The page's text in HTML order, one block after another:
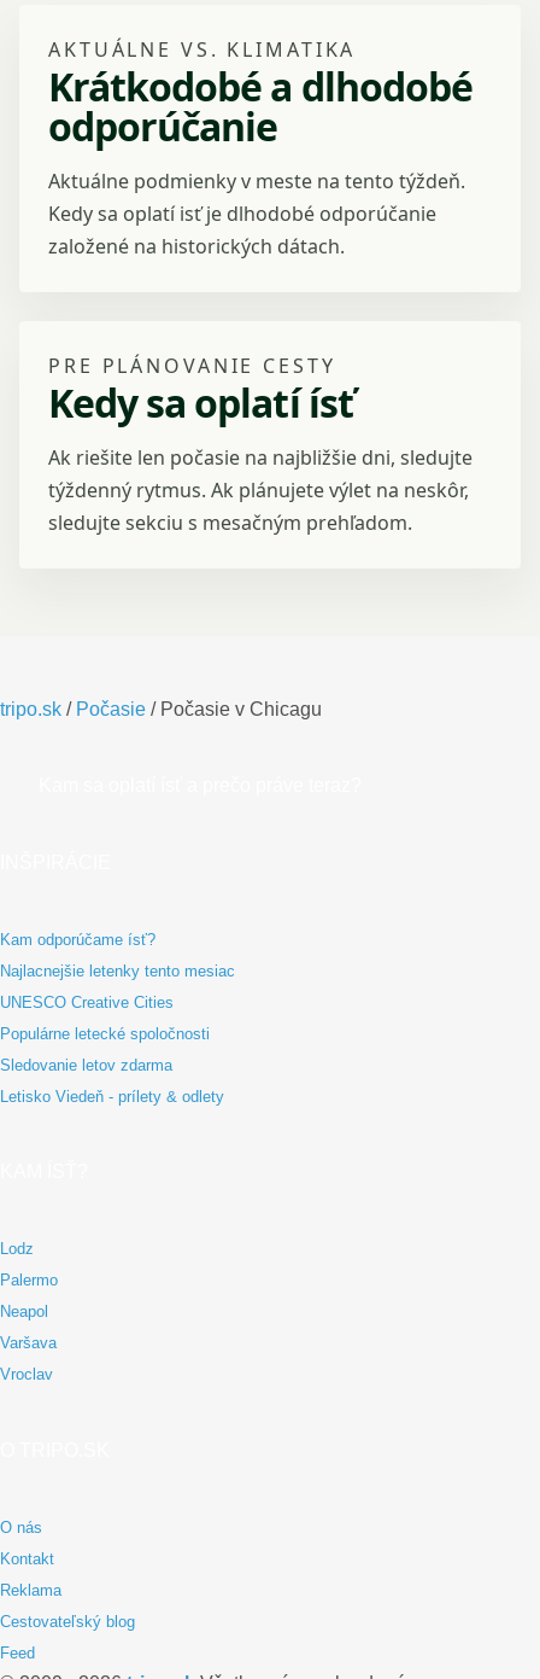
AKTUÁLNE VS. KLIMATIKA
Krátkodobé a dlhodobé
odporúčanie
Aktuálne podmienky v meste na tento týždeň.
Kedy sa oplatí isť je dlhodobé odporúčanie
založené na historických dátach.
PRE PLÁNOVANIE CESTY
Kedy sa oplatí ísť
Ak riešite len počasie na najbližšie dni, sledujte
týždenný rytmus. Ak plánujete výlet na neskôr,
sledujte sekciu s mesačným prehľadom.
tripo.sk / Počasie / Počasie v Chicagu
Kam odporúčame ísť?
Najlacnejšie letenky tento mesiac
UNESCO Creative Cities
Populárne letecké spoločnosti
Sledovanie letov zdarma
Letisko Viedeň - prílety & odlety
Lodz
Palermo
Neapol
Varšava
Vroclav
O nás
Kontakt
Reklama
Cestovateľský blog
Feed